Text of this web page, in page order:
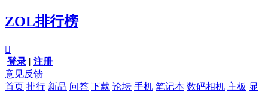
ZOL排行榜

登录 | 注册
意见反馈
首页 排行 新品 问答 下载 论坛 手机 笔记本 数码相机 主板 显